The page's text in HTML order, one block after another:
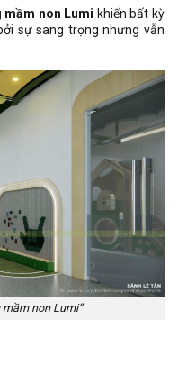
non Lumi khiến bất kỳ
sự sang trọng nhưng vẫn
non Lumi”